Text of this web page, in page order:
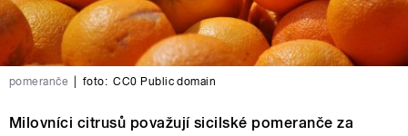
pomeranče foto: CC0 Public domain
Milovníci citrusů považují sicilské pomeranče za